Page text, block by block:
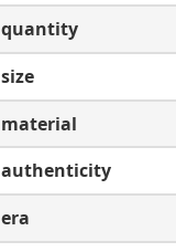
quantity
size
material
authenticity
era